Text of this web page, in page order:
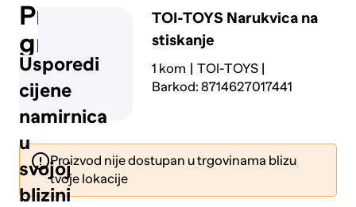
Usporedi
cijene
namirnica
u
svojoj
blizini
Prijavi
grešku
TOI-TOYS Narukvica na
stiskanje
1 kom
TOI-TOYS
Barkod: 8714627017441
Proizvod nije dostupan u trgovinama blizu
tvoje lokacije